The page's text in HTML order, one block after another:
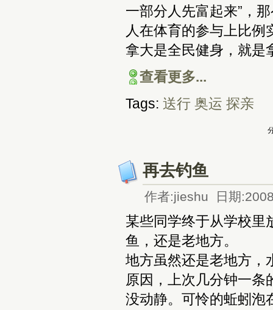
一部分人先富起来”，
人在体育的参与上比
拿大是全民健身，就是
查看更多...
Tags: 送行 奥运 探亲
再去钓鱼
作者:jieshu 日期
某些同学终于从学校里
鱼，还是老地方。
地方虽然还是老地方，
原因，上次几分钟一条
没动静。可怜的蚯蚓泡